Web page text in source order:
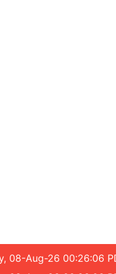
08-Aug-26 00:26:06